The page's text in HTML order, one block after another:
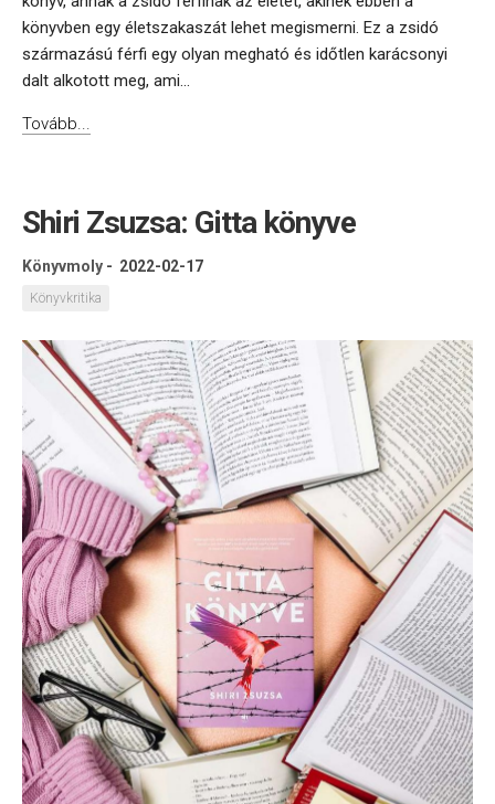
könyvben egy életszakaszát lehet megismerni. Ez a zsidó
származású férfi egy olyan megható és időtlen karácsonyi
dalt alkotott meg, ami...
Tovább...
Shiri Zsuzsa: Gitta könyve
Könyvmoly - 2022-02-17
Könyvkritika